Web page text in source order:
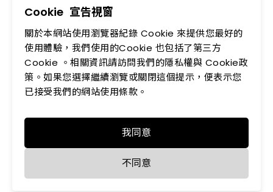
驗證碼
登入
立即註冊
Cookie 宣告視窗
關於本網站使用瀏覽器紀錄 Cookie 來提供您最好的
使用體驗，我們使用的Cookie 也包括了第三方
Cookie 。相關資訊請訪問我們的隱私權與 Cookie政
策。如果您選擇繼續瀏覽或關閉這個提示，便表示您
已接受我們的網站使用條款。
我同意
不同意